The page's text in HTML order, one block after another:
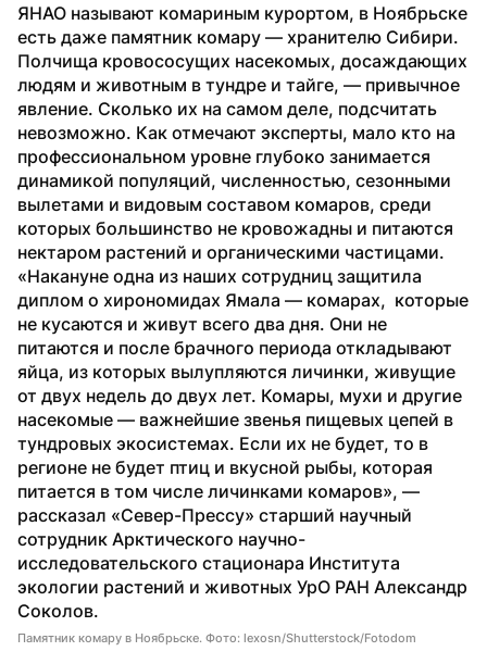
ЯНАО называют комариным курортом, в Ноябрьске
есть даже памятник комару — хранителю Сибири.
Полчища кровососущих насекомых, досаждающих
людям и животным в тундре и тайге, — привычное
явление. Сколько их на самом деле, подсчитать
невозможно. Как отмечают эксперты, мало кто на
профессиональном уровне глубоко занимается
динамикой популяций, численностью, сезонными
вылетами и видовым составом комаров, среди
которых большинство не кровожадны и питаются
нектаром растений и органическими частицами.
«Накануне одна из наших сотрудниц защитила
диплом о хирономидах Ямала — комарах,  которые
не кусаются и живут всего два дня. Они не
питаются и после брачного периода откладывают
яйца, из которых вылупляются личинки, живущие
от двух недель до двух лет. Комары, мухи и другие
насекомые — важнейшие звенья пищевых цепей в
тундровых экосистемах. Если их не будет, то в
регионе не будет птиц и вкусной рыбы, которая
питается в том числе личинками комаров», —
рассказал «Север-Прессу» старший научный
сотрудник Арктического научно-
исследовательского стационара Института
экологии растений и животных УрО РАН Александр
Соколов.
Памятник комару в Ноябрьске. Фото: lexosn/Shutterstock/Fotodom